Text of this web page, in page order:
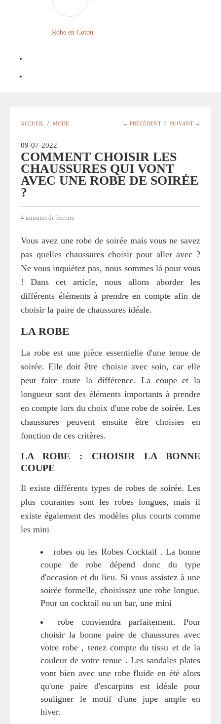
FLEURIE
Blog
?
Robe en Coton
ACCUEIL / MODE ← PRÉCÉDENT / SUIVANT →
09-07-2022
COMMENT CHOISIR LES
CHAUSSURES QUI VONT
AVEC UNE ROBE DE SOIRÉE
?
4 minutes de lecture
Vous avez une robe de soirée mais vous ne savez
pas quelles chaussures choisir pour aller avec ?
Ne vous inquiétez pas, nous sommes là pour vous
! Dans cet article, nous allons aborder les
différents éléments à prendre en compte afin de
choisir la paire de chaussures idéale.
LA ROBE
La robe est une pièce essentielle d'une tenue de
soirée. Elle doit être choisie avec soin, car elle
peut faire toute la différence. La coupe et la
longueur sont des éléments importants à prendre
en compte lors du choix d'une robe de soirée. Les
chaussures peuvent ensuite être choisies en
fonction de ces critères.
LA ROBE : CHOISIR LA BONNE
COUPE
Il existe différents types de robes de soirée. Les
plus courantes sont les robes longues, mais il
existe également des modèles plus courts comme
les mini
robes ou les Robes Cocktail . La bonne
coupe de robe dépend donc du type
d'occasion et du lieu. Si vous assistez à une
soirée formelle, choisissez une robe longue.
Pour un cocktail ou un bar, une mini
robe conviendra parfaitement. Pour
choisir la bonne paire de chaussures avec
votre robe , tenez compte du tissu et de la
couleur de votre tenue . Les sandales plates
vont bien avec une robe fluide en été alors
qu'une paire d'escarpins est idéale pour
souligner le motif d'une jupe ample en
hiver.